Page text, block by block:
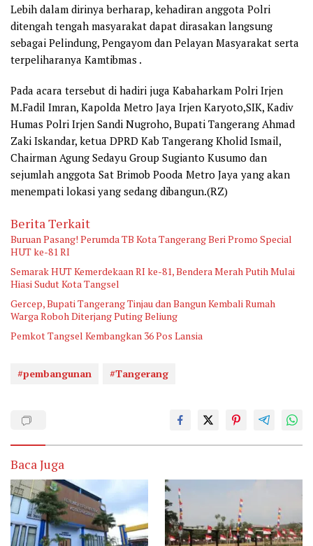
Lebih dalam dirinya berharap, kehadiran anggota Polri
ditengah tengah masyarakat dapat dirasakan langsung
sebagai Pelindung, Pengayom dan Pelayan Masyarakat serta
terpeliharanya Kamtibmas .
Pada acara tersebut di hadiri juga Kabaharkam Polri Irjen
M.Fadil Imran, Kapolda Metro Jaya Irjen Karyoto,SIK, Kadiv
Humas Polri Irjen Sandi Nugroho, Bupati Tangerang Ahmad
Zaki Iskandar, ketua DPRD Kab Tangerang Kholid Ismail,
Chairman Agung Sedayu Group Sugianto Kusumo dan
sejumlah anggota Sat Brimob Pooda Metro Jaya yang akan
menempati lokasi yang sedang dibangun.(RZ)
Berita Terkait
Buruan Pasang! Perumda TB Kota Tangerang Beri Promo Special
HUT ke-81 RI
Semarak HUT Kemerdekaan RI ke-81, Bendera Merah Putih Mulai
Hiasi Sudut Kota Tangsel
Gercep, Bupati Tangerang Tinjau dan Bangun Kembali Rumah
Warga Roboh Diterjang Puting Beliung
Pemkot Tangsel Kembangkan 36 Pos Lansia
#pembangunan #Tangerang
Baca Juga